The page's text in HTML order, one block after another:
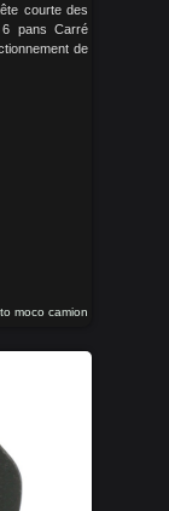
courte des
6 pans Carré
de
moco camion